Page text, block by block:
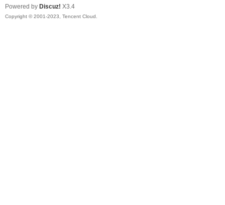
Powered by Discuz! X3.4
Copyright © 2001-2023, Tencent Cloud.